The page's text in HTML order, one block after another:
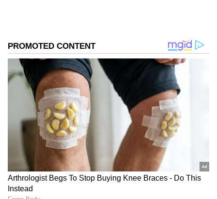
DOWNLOAD APP